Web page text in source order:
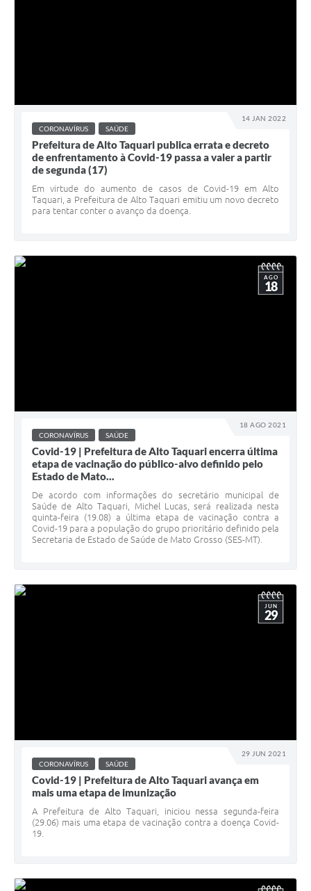
14 JAN 2022
CORONAVÍRUS SAÚDE
Prefeitura de Alto Taquari publica errata e decreto
de enfrentamento à Covid-19 passa a valer a partir
de segunda (17)
Em virtude do aumento de casos de Covid-19 em Alto
Taquari, a Prefeitura de Alto Taquari emitiu um novo decreto
para tentar conter o avanço da doença.
18 AGO 2021
AGO
18
CORONAVÍRUS SAÚDE
Covid-19 | Prefeitura de Alto Taquari encerra última
etapa de vacinação do público-alvo definido pelo
Estado de Mato...
De acordo com informações do secretário municipal de
Saúde de Alto Taquari, Michel Lucas, será realizada nesta
quinta-feira (19.08) a última etapa de vacinação contra a
Covid-19 para a população do grupo prioritário definido pela
Secretaria de Estado de Saúde de Mato Grosso (SES-MT).
29 JUN 2021
JUN
29
CORONAVÍRUS SAÚDE
Covid-19 | Prefeitura de Alto Taquari avança em
mais uma etapa de imunização
A Prefeitura de Alto Taquari, iniciou nessa segunda-feira
(29.06) mais uma etapa de vacinação contra a doença Covid-
19.